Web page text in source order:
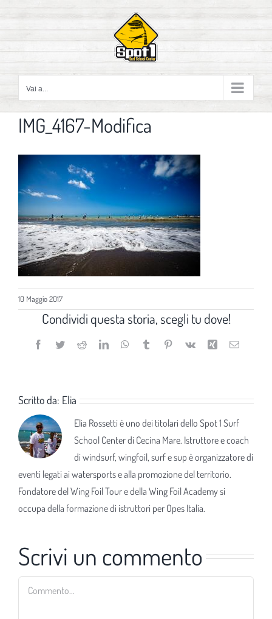
contenuto
Vai a...
IMG_4167-Modifica
10 Maggio 2017
Condividi questa storia, scegli tu dove!
Facebook
TwitterRedditLinkedInWhatsApp
TumblrPinterest
Vk Xing Email
Scritto da: Elia
Elia Rossetti è uno dei titolari dello Spot 1 Surf
School Center di Cecina Mare. Istruttore e coach
di windsurf, wingfoil, surf e sup è organizzatore di
eventi legati ai watersports e alla promozione del territorio.
Fondatore del Wing Foil Tour e della Wing Foil Academy si
occupa della formazione di istruttori per Opes Italia.
Scrivi un commento
Commento